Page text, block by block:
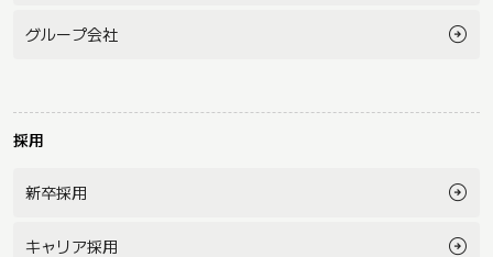
グループ会社
採用
新卒採用
キャリア採用